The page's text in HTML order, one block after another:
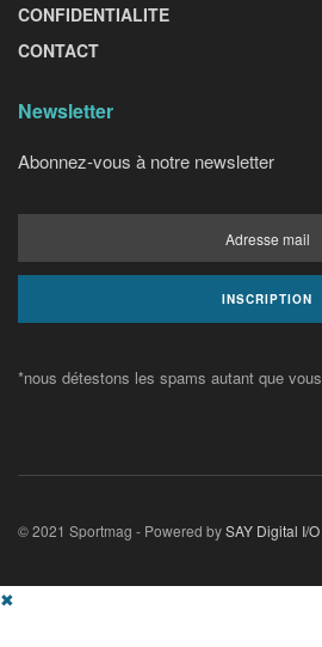
CONFIDENTIALITE
CONTACT
Newsletter
Abonnez-vous à notre newsletter
*nous détestons les spams autant que vous
© 2021 Sportmag - Powered bySAY Digital I/O
✖